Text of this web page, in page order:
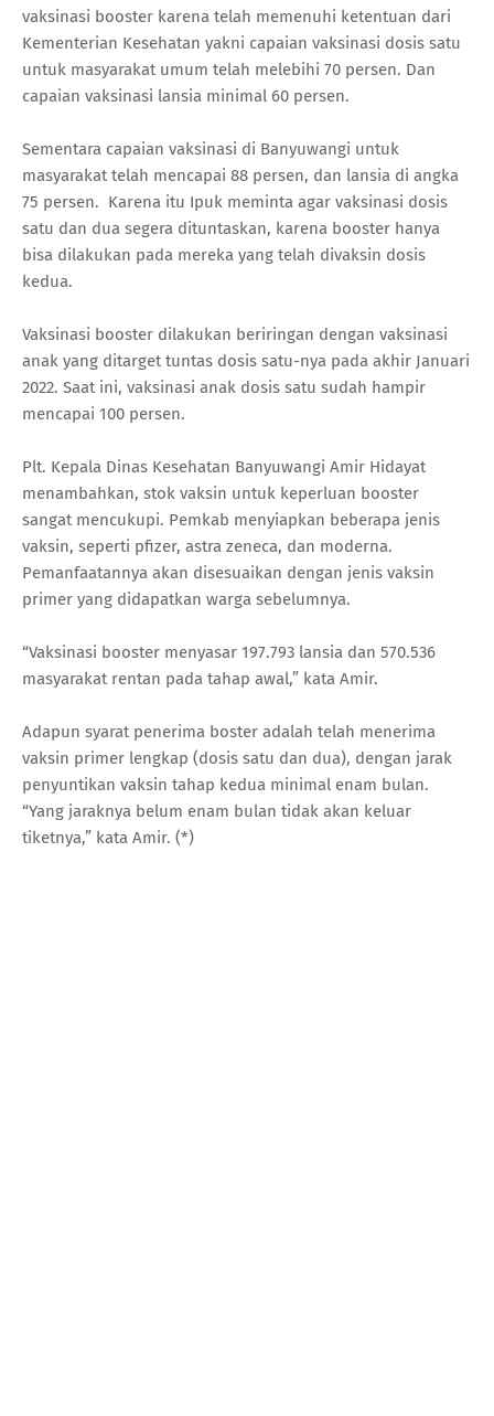
vaksinasi booster karena telah memenuhi ketentuan dari
Kementerian Kesehatan yakni capaian vaksinasi dosis satu
untuk masyarakat umum telah melebihi 70 persen. Dan
capaian vaksinasi lansia minimal 60 persen.
Sementara capaian vaksinasi di Banyuwangi untuk
masyarakat telah mencapai 88 persen, dan lansia di angka
75 persen. Karena itu Ipuk meminta agar vaksinasi dosis
satu dan dua segera dituntaskan, karena booster hanya
bisa dilakukan pada mereka yang telah divaksin dosis
kedua.
Vaksinasi booster dilakukan beriringan dengan vaksinasi
anak yang ditarget tuntas dosis satu-nya pada akhir Januari
2022. Saat ini, vaksinasi anak dosis satu sudah hampir
mencapai 100 persen.
Plt. Kepala Dinas Kesehatan Banyuwangi Amir Hidayat
menambahkan, stok vaksin untuk keperluan booster
sangat mencukupi. Pemkab menyiapkan beberapa jenis
vaksin, seperti pfizer, astra zeneca, dan moderna.
Pemanfaatannya akan disesuaikan dengan jenis vaksin
primer yang didapatkan warga sebelumnya.
“Vaksinasi booster menyasar 197.793 lansia dan 570.536
masyarakat rentan pada tahap awal,” kata Amir.
Adapun syarat penerima boster adalah telah menerima
vaksin primer lengkap (dosis satu dan dua), dengan jarak
penyuntikan vaksin tahap kedua minimal enam bulan.
“Yang jaraknya belum enam bulan tidak akan keluar
tiketnya,” kata Amir. (*)